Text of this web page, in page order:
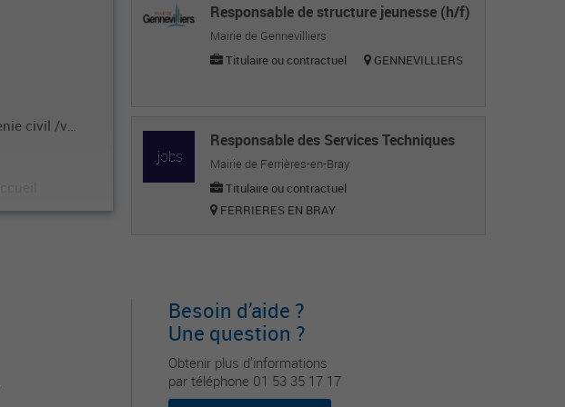
Responsable de structure jeunesse (h/f)
Mairie de Gennevilliers
Titulaire ou contractuel
GENNEVILLIERS
Responsable des Services Techniques
Mairie de Ferrières-en-Bray
Titulaire ou contractuel
FERRIERES EN BRAY
Besoin d’aide ?
Une question ?
Obtenir plus d’informations
par téléphone 01 53 35 17 17